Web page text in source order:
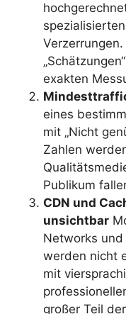
exakten
eines
mit „Nicht
Zahlen
Publikum
CDN und
unsichtbar
Networks
werden nicht
mit
großer Teil